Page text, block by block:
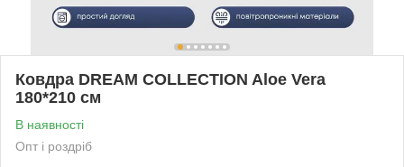
Ковдра DREAM COLLECTION Aloe Vera
180*210 см
В наявності
Опт і роздріб